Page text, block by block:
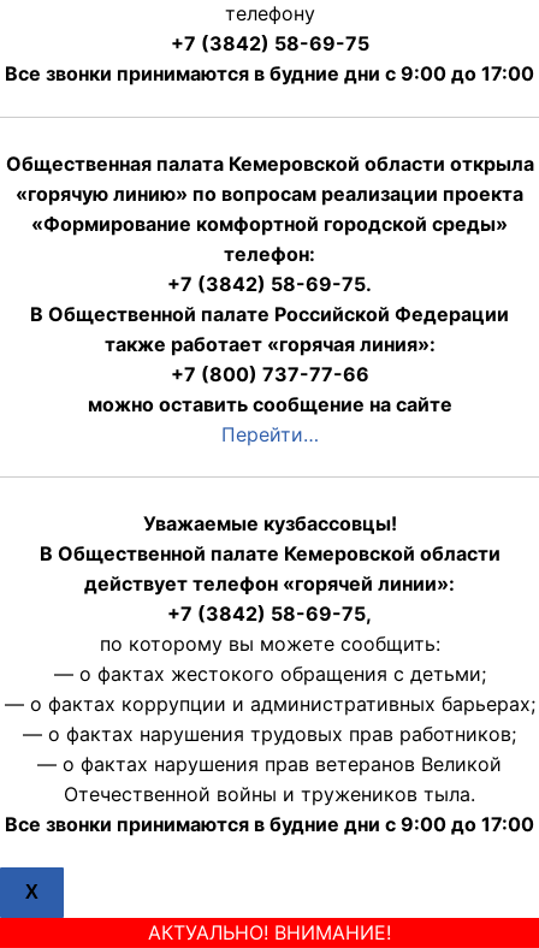
телефону
+7 (3842) 58-69-75
Все звонки принимаются в будние дни с 9:00 до 17:00
Общественная палата Кемеровской области открыла
«горячую линию» по вопросам реализации проекта
«Формирование комфортной городской среды»
телефон:
+7 (3842) 58-69-75.
В Общественной палате Российской Федерации
также работает «горячая линия»:
+7 (800) 737-77-66
можно оставить сообщение на сайте
Перейти…
Уважаемые кузбассовцы!
В Общественной палате Кемеровской области
действует телефон «горячей линии»:
+7 (3842) 58-69-75,
по которому вы можете сообщить:
— о фактах жестокого обращения с детьми;
— о фактах коррупции и административных барьерах;
— о фактах нарушения трудовых прав работников;
— о фактах нарушения прав ветеранов Великой
Отечественной войны и тружеников тыла.
Все звонки принимаются в будние дни с 9:00 до 17:00
X
АКТУАЛЬНО! ВНИМАНИЕ!